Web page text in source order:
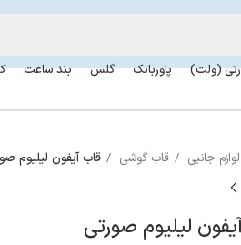
(ولت) پاوربانک گلس بند ساعت
لوازم جانبی قاب گوشی قاب آیفون لیلیوم
لیلیوم صورتی